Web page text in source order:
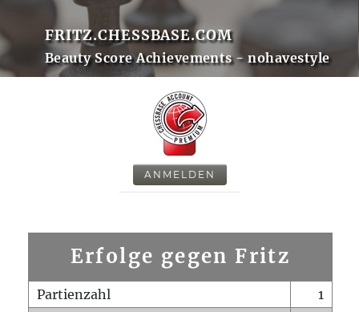
FRITZ.CHESSBASE.COM
Beauty Score Achievements - nohavestyle
ANMELDEN
Erfolge gegen Fritz
Partienzahl
1